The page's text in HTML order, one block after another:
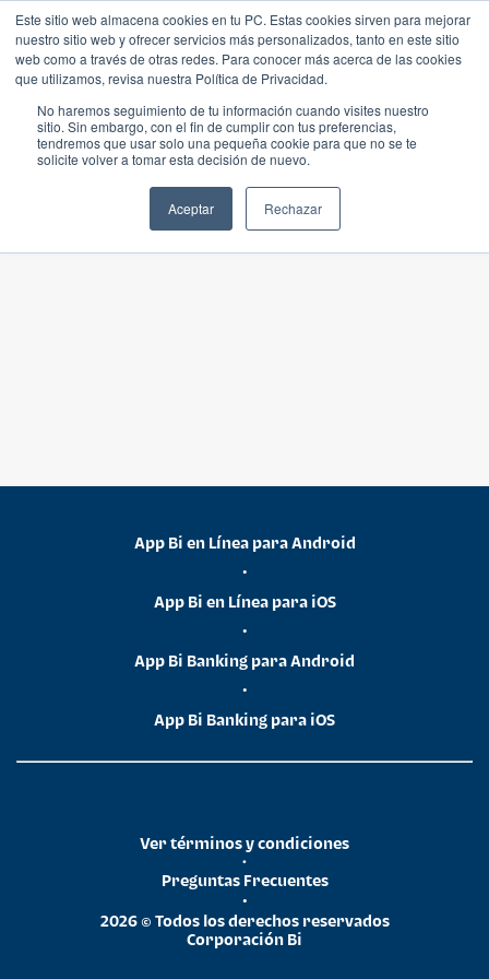
Este sitio web almacena cookies en tu PC. Estas cookies sirven para mejorar
nuestro sitio web y ofrecer servicios más personalizados, tanto en este sitio
web como a través de otras redes. Para conocer más acerca de las cookies
que utilizamos, revisa nuestra Política de Privacidad.
No haremos seguimiento de tu información cuando visites nuestro
sitio. Sin embargo, con el fin de cumplir con tus preferencias,
tendremos que usar solo una pequeña cookie para que no se te
solicite volver a tomar esta decisión de nuevo.
Aceptar Rechazar
App Bi en Línea para Android
•
App Bi en Línea para iOS
•
App Bi Banking para Android
•
App Bi Banking para iOS
2026 © Todos los derechos reservados
Corporación Bi
•
Preguntas Frecuentes
•
Ver términos y condiciones